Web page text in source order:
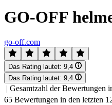
GO-OFF
go-off.com
Das Rating lautet: 9,4
Das Rating lautet: 9,4
| Gesamtzahl der Bewertungen
65 Bewertungen in den letzten